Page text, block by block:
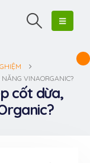
VINAORGANIC?
cốt dừa,